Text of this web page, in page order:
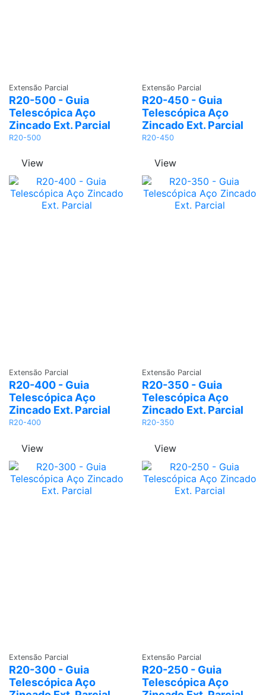
Extensão Parcial
R20-500 - Guia
Telescópica Aço
Zincado Ext. Parcial
R20-500
View
Extensão Parcial
R20-450 - Guia
Telescópica Aço
Zincado Ext. Parcial
R20-450
View
Extensão Parcial
R20-400 - Guia
Telescópica Aço
Zincado Ext. Parcial
R20-400
View
Extensão Parcial
R20-350 - Guia
Telescópica Aço
Zincado Ext. Parcial
R20-350
View
Extensão Parcial
R20-300 - Guia
Telescópica Aço
Extensão Parcial
R20-250 - Guia
Telescópica Aço